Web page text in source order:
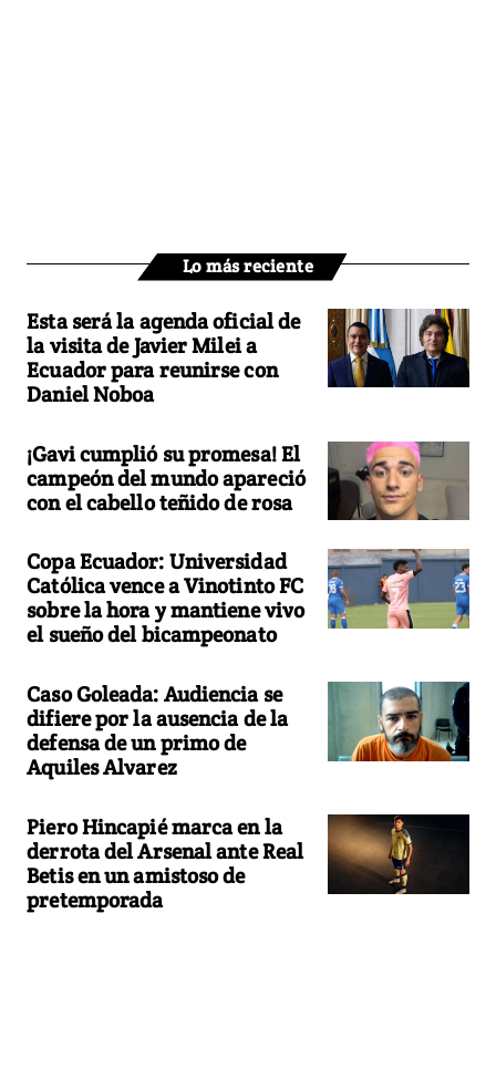
Lo más reciente
Esta será la agenda oficial de
la visita de Javier Milei a
Ecuador para reunirse con
Daniel Noboa
¡Gavi cumplió su promesa! El
campeón del mundo apareció
con el cabello teñido de rosa
Copa Ecuador: Universidad
Católica vence a Vinotinto FC
sobre la hora y mantiene vivo
el sueño del bicampeonato
Caso Goleada: Audiencia se
difiere por la ausencia de la
defensa de un primo de
Aquiles Alvarez
Piero Hincapié marca en la
derrota del Arsenal ante Real
Betis en un amistoso de
pretemporada